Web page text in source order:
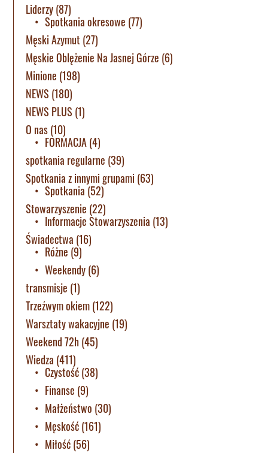
Liderzy(87)
Spotkania okresowe (77)
Męski Azymut (27)
Męskie Oblężenie Na Jasnej Górze (6)
Minione (198)
NEWS (180)
NEWS PLUS (1)
O nas(10)
FORMACJA(4)
spotkania regularne (39)
Spotkania z innymi grupami (63)
Spotkania (52)
Stowarzyszenie (22)
Informacje Stowarzyszenia (13)
Świadectwa (16)
Różne (9)
Weekendy(6)
transmisje (1)
Trzeźwym okiem(122)
Warsztaty wakacyjne (19)
Weekend 72h(45)
Wiedza (411)
Czystość(38)
Finanse (9)
Małżeństwo (30)
Męskość(161)
Miłość(56)